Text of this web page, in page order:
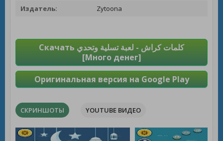
Издатель:
Zytoona
Скачать كلمات كراش - لعبة تسلية وتحدي
[Много денег]
Оригинальная версия на Google Play
СКРИНШОТЫ YOUTUBE ВИДЕО